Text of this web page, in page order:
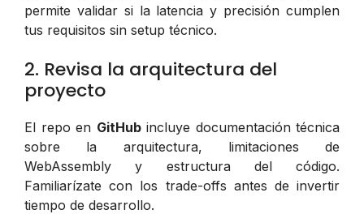
permite validar si la latencia y precisión cumplen
tus requisitos sin setup técnico.
2. Revisa la arquitectura del
proyecto
El repo en GitHubincluye documentación técnica
sobre la arquitectura, limitaciones de
WebAssembly y estructura del código.
Familiarízate con los trade-offs antes de invertir
tiempo de desarrollo.